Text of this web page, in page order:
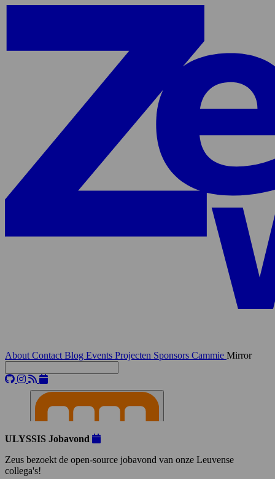
About Contact Blog Events Projecten Sponsors Cammie Mirror
ULYSSIS Jobavond
Zeus bezoekt de open-source jobavond van onze Leuvense
collega's!